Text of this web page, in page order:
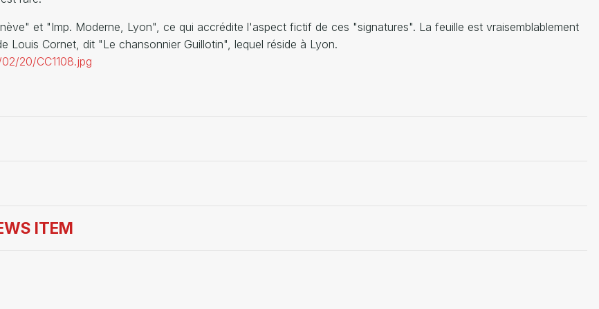
et "Imp. Moderne, Lyon", ce qui accrédite l'aspect fictif de ces "signatures". La feuille est vraisemblablement
Louis Cornet, dit "Le chansonnier Guillotin", lequel réside à Lyon.
20/CC1108.jpg
ITEM